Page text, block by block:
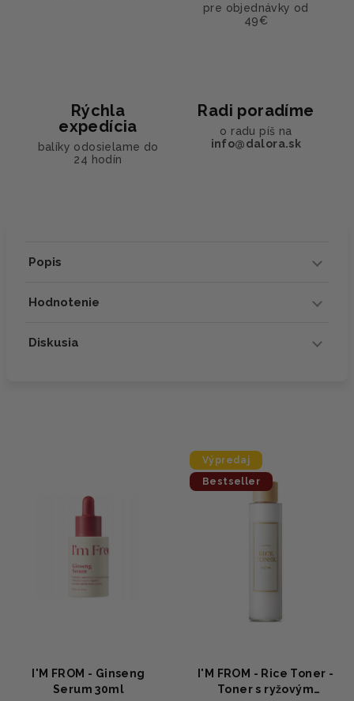
pre objednávky od
49€
Rýchla
expedícia
balíky odosielame do
24 hodín
Radi poradíme
o radu píš na
info@dalora.sk
Popis
Hodnotenie
Diskusia
I'M FROM - Ginseng
Serum 30ml
Výpredaj
Bestseller
I'M FROM - Rice Toner -
Toner s ryžovým